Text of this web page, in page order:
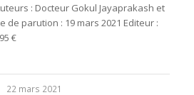
: Docteur Gokul Jayaprakash et
de parution : 19 mars 2021 Editeur :
€
22 mars 2021